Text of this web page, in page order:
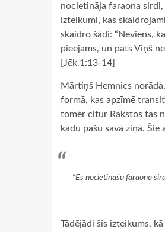
nocietināja faraona
izteikumi, kas
skaidro šādi: “Neviens,
pieejams, un pats Viņš
[Jēk.1:13-14]
Mārtiņš Hemnics
formā, kas apzīmē
tomēr citur Rakstos tas
kādu pašu savā ziņā.
“Es nocietināšu faraona
Tādējādi šis izteikums,